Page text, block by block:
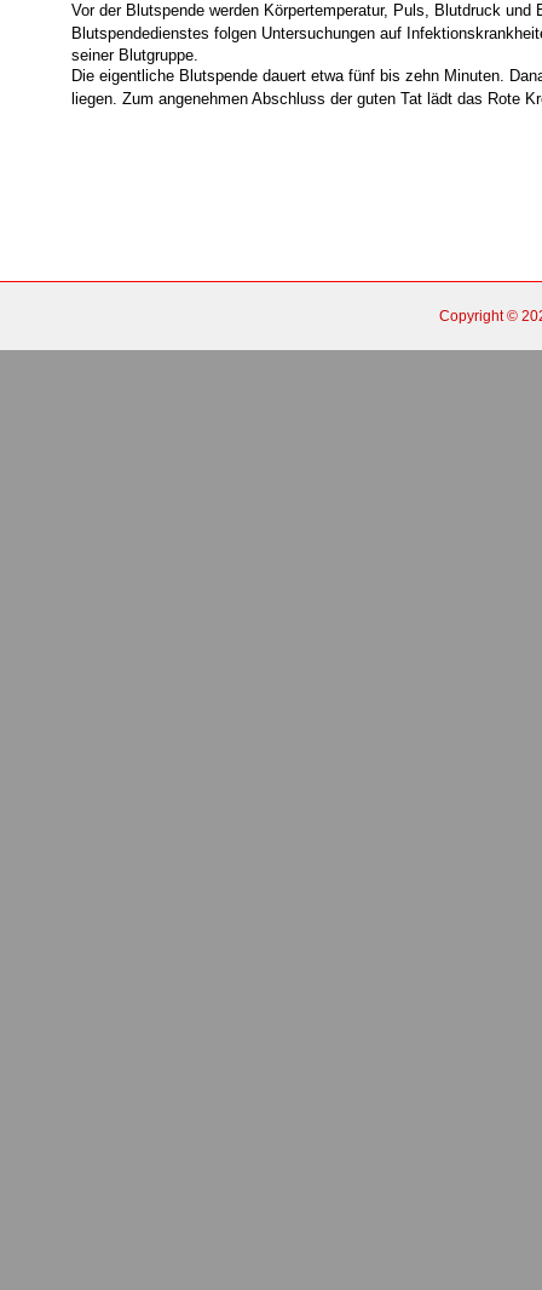
Vor der Blutspende werden Körpertemperatur, Puls, Blutdruck
Blutspendedienstes folgen Untersuchungen auf
seiner Blutgruppe.
Die eigentliche Blutspende dauert etwa fünf bis zehn Minuten.
liegen. Zum angenehmen Abschluss der guten Tat lädt das Rote
Copyright ©